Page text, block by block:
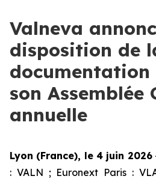
Valneva
disposition de
son Assemblée
annuelle
Lyon (France), le 4 juin 2026
: VALN ; Euronext Paris :